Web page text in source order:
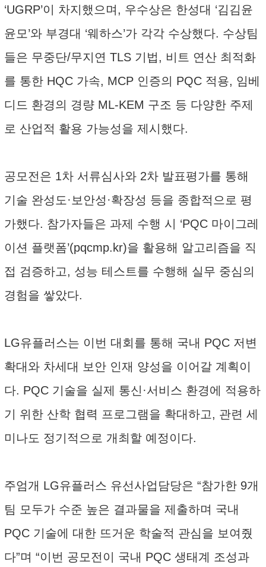
‘UGRP’이 차지했으며, 우수상은 한성대 ‘김김윤
윤모’와 부경대 ‘웨하스’가 각각 수상했다. 수상팀
들은 무중단/무지연 TLS 기법, 비트 연산 최적화
를 통한 HQC 가속, MCP 인증의 PQC 적용, 임베
디드 환경의 경량 ML-KEM 구조 등 다양한 주제
로 산업적 활용 가능성을 제시했다.
공모전은 1차 서류심사와 2차 발표평가를 통해
기술 완성도·보안성·확장성 등을 종합적으로 평
가했다. 참가자들은 과제 수행 시 ‘PQC 마이그레
이션 플랫폼’(pqcmp.kr)을 활용해 알고리즘을 직
접 검증하고, 성능 테스트를 수행해 실무 중심의
경험을 쌓았다.
LG유플러스는 이번 대회를 통해 국내 PQC 저변
확대와 차세대 보안 인재 양성을 이어갈 계획이
다. PQC 기술을 실제 통신·서비스 환경에 적용하
기 위한 산학 협력 프로그램을 확대하고, 관련 세
미나도 정기적으로 개최할 예정이다.
주엄개 LG유플러스 유선사업담당은 “참가한 9개
팀 모두가 수준 높은 결과물을 제출하며 국내
PQC 기술에 대한 뜨거운 학술적 관심을 보여줬
다”며 “이번 공모전이 국내 PQC 생태계 조성과